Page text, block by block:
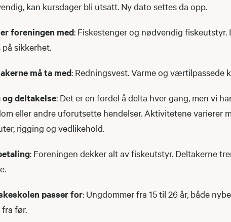
kan kursdager bli utsatt. Ny dato settes da opp.
foreningen med: Fiskestenger og nødvendig
sikkerhet.
må ta med: Redningsvest. Varme og værtilpassede
og deltakelse: Det er en fordel å delta hver gang, men vi
eller andre uforutsette hendelser. Aktivitetene varierer
rigging og vedlikehold.
: Foreningen dekker alt av fiskeutstyr. Deltakerne
passer for: Ungdommer fra 15 til 26 år, både
før.